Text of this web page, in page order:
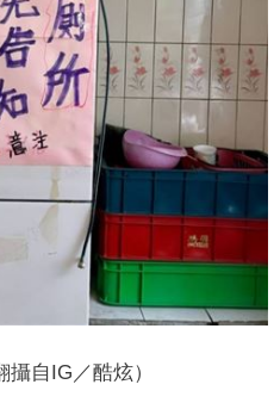
自IG／酷炫）